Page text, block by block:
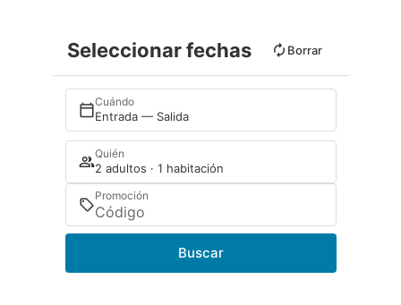
Seleccionar fechas Borrar
Cuándo
Entrada — Salida
Quién
2 adultos · 1 habitación
Promoción
Buscar